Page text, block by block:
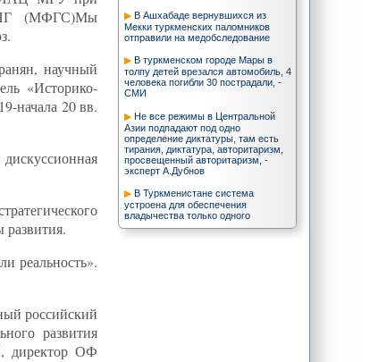
В Ашхабаде вернувшихся из
Мекки туркменских паломников
отправили на медобследование
В туркменском городе Мары в
толпу детей врезался автомобиль, 4
человека погибли 30 пострадали, -
СМИ
Не все режимы в Центральной
Азии подпадают под одно
определение диктатуры, там есть
тирания, диктатура, авторитаризм,
просвещенный авторитаризм, -
эксперт А.Дубнов
В Туркменистане система
устроена для обеспечения
владычества только одного
человека, а вовсе не для народа, -
СНГ (МФГС)Мы
научный
«Историко-
начала 20 вв.
реальность».
российский
развития
директор ОФ